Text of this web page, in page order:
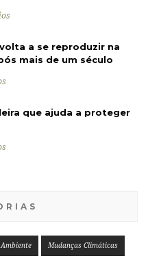
a se reproduzir na
mais de um século
que ajuda a proteger
Mudanças Climáticas